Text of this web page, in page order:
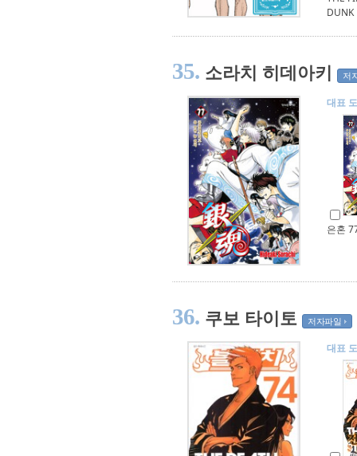
DUNK
35. 소라치 히데아키 저
대표
은혼
36. 쿠보 타이토 저자파일
대표